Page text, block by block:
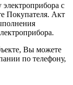
с
Покупателя. Акт
Вы можете
по телефону,